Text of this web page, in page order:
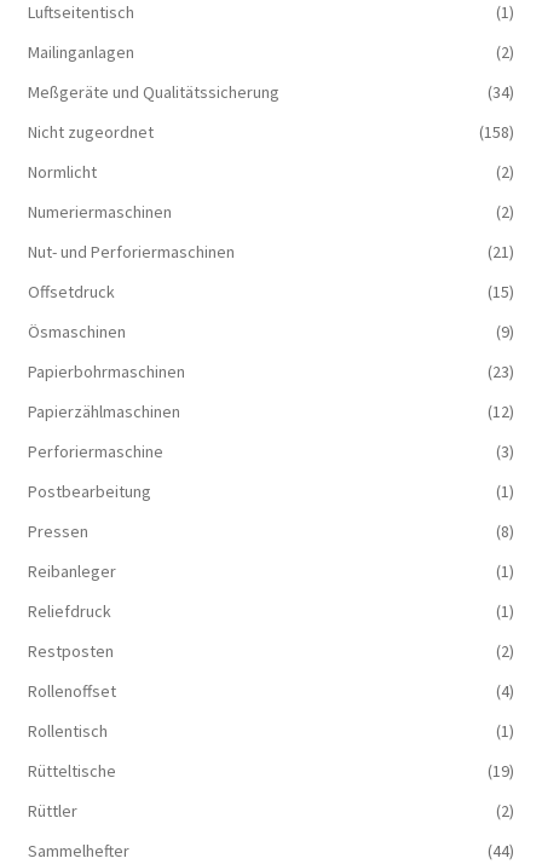
Luftseitentisch
(1)
Mailinganlagen
(2)
Meßgeräte und Qualitätssicherung
(34)
Nicht zugeordnet
(158)
Normlicht
(2)
Numeriermaschinen
(2)
Nut- und Perforiermaschinen
(21)
Offsetdruck
(15)
Ösmaschinen
(9)
Papierbohrmaschinen
(23)
Papierzählmaschinen
(12)
Perforiermaschine
(3)
Postbearbeitung
(1)
Pressen
(8)
Reibanleger
(1)
Reliefdruck
(1)
Restposten
(2)
Rollenoffset
(4)
Rollentisch
(1)
Rütteltische
(19)
Rüttler
(2)
Sammelhefter
(44)